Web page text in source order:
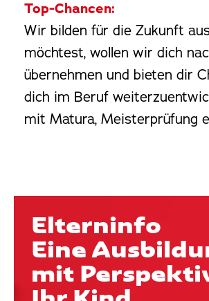
Top-Chancen:
Wir bilden für die Zukunft
möchtest, wollen wir dich
übernehmen und bieten dir
dich im Beruf
mit Matura, Meisterprüfung
Elterninfo
Eine
mit